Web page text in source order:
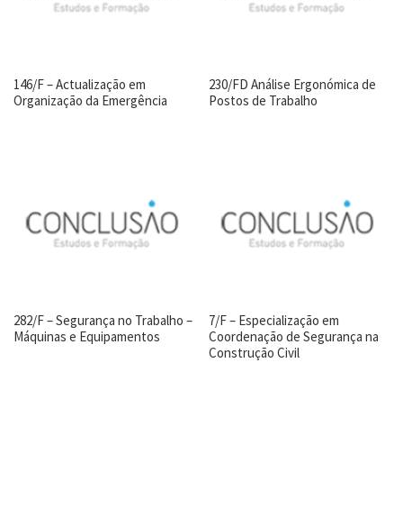
146/F – Actualização em
Organização da Emergência
230/FD Análise Ergonómica de
Postos de Trabalho
282/F – Segurança no Trabalho –
Máquinas e Equipamentos
7/F – Especialização em
Coordenação de Segurança na
Construção Civil